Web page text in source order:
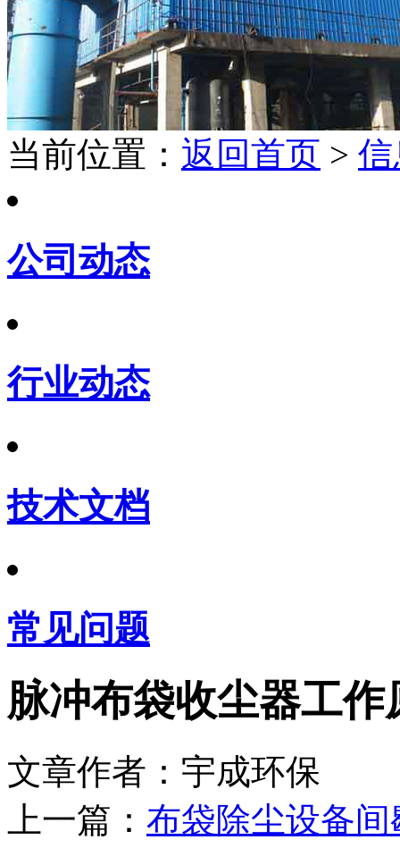
当前位置： 返回首页 >
公司动态
行业动态
技术文档
常见问题
脉冲布袋收尘器工
文章作者：宇成环保
上一篇： 布袋除尘设备